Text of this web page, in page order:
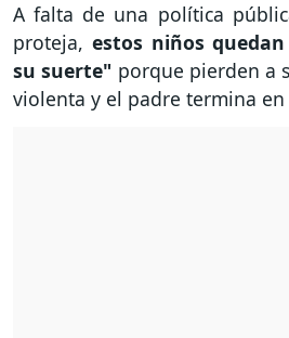
A falta de una política
proteja, estos niños
su suerte" porque pierden a
violenta y el padre termina